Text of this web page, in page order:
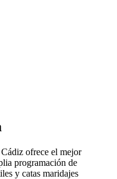
ofrece el mejor
programación de
y catas maridajes